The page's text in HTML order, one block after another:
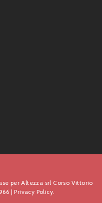
per Altezza srl Corso Vittorio
|Privacy Policy.